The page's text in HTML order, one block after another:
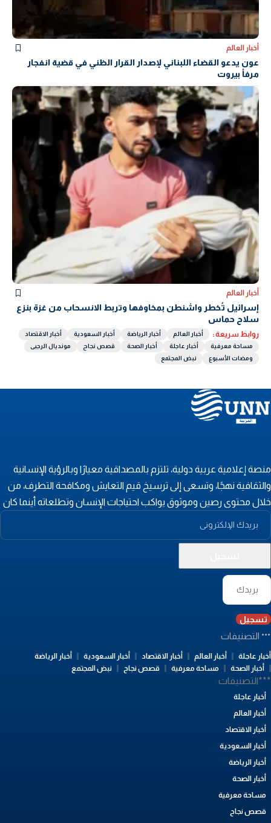
أخبار العالم
عون يدعو القضاء اللبناني لإصدار القرار الظني في قضية انفجار
مرفأ بيروت
أخبار العالم
إسرائيل تُخطر واشنطن بمخاوفها وتربط الانسحاب من غزة بنزع
سلاح حماس
روابط سريعة : أخبار العالم أخبار الرياضة أخبار السعودية
أخبار الاقتصاد
مساحة معرفية
أخبار عاجلة أخبار الصحة قصص نجاح
مونديال الرجبى
ومضات الأسبوع
نبض المجتمع
إعلامية عربية دولية، تلتزم بالمصداقية معيارًا وبالرؤية الإنسانية
نهجًا، وتسعى إلى ترسيخ قيم التعايش ومكافحة التطرف، من
محتوى رصين وموثوق يواكب احتياجات الإنسان وتطلعاته أينما كان
تسجيل
التصنيفات
عاجلة أخبار العالم أخبار الاقتصاد أخبار السعودية
أخبار الرياضة
أخبار الصحة
مساحة معرفية قصص نجاح نبض المجتمع
أخبار عاجلة
أخبار العالم
أخبار الاقتصاد
أخبار السعودية
أخبار الرياضة
أخبار الصحة
مساحة معرفية
قصص نجاح